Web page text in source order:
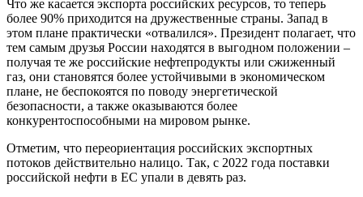
Что же касается экспорта российских ресурсов, то теперь
более 90% приходится на дружественные страны. Запад в
этом плане практически «отвалился». Президент полагает, что
тем самым друзья России находятся в выгодном положении –
получая те же российские нефтепродукты или сжиженный
газ, они становятся более устойчивыми в экономическом
плане, не беспокоятся по поводу энергетической
безопасности, а также оказываются более
конкурентоспособными на мировом рынке.
Отметим, что переориентация российских экспортных
потоков действительно налицо. Так, с 2022 года поставки
российской нефти в ЕС упали в девять раз.